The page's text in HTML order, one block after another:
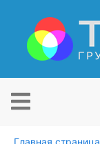
Главная страница